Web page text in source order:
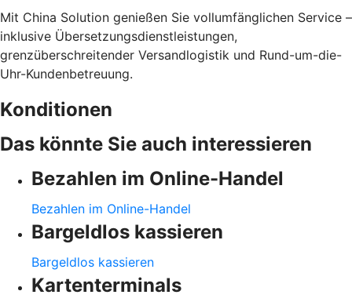
Mit China Solution genießen Sie vollumfänglichen Service –
inklusive Übersetzungsdienstleistungen,
grenzüberschreitender Versandlogistik und Rund-um-die-
Uhr-Kundenbetreuung.
Konditionen
Das könnte Sie auch interessieren
Bezahlen im Online-Handel
Bezahlen im Online-Handel
Bargeldlos kassieren
Bargeldlos kassieren
Kartenterminals